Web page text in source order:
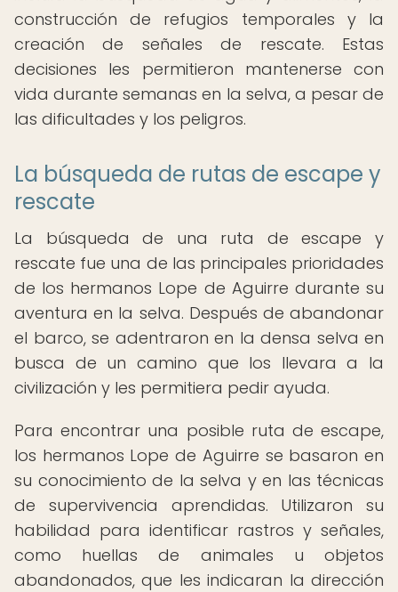
construcción de refugios temporales y la
creación de señales de rescate. Estas
decisiones les permitieron mantenerse con
vida durante semanas en la selva, a pesar de
las dificultades y los peligros.
La búsqueda de rutas de escape y
rescate
La búsqueda de una ruta de escape y
rescate fue una de las principales prioridades
de los hermanos Lope de Aguirre durante su
aventura en la selva. Después de abandonar
el barco, se adentraron en la densa selva en
busca de un camino que los llevara a la
civilización y les permitiera pedir ayuda.
Para encontrar una posible ruta de escape,
los hermanos Lope de Aguirre se basaron en
su conocimiento de la selva y en las técnicas
de supervivencia aprendidas. Utilizaron su
habilidad para identificar rastros y señales,
como huellas de animales u objetos
abandonados, que les indicaran la dirección